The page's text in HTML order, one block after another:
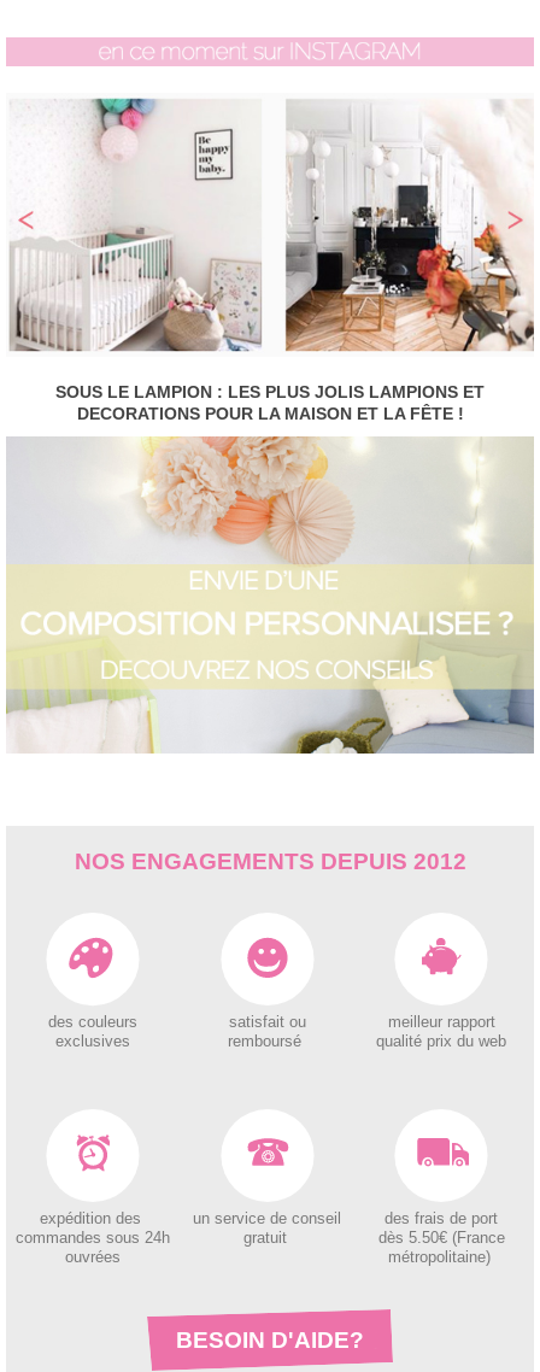
SOUS LE LAMPION : LES PLUS JOLIS LAMPIONS ET
DECORATIONS POUR LA MAISON ET LA FÊTE !
NOS ENGAGEMENTS DEPUIS 2012
des couleurs
exclusives
satisfait ou
remboursé
meilleur rapport
qualité prix du web
expédition des
commandes sous 24h
ouvrées
un service de conseil
gratuit
des frais de port
dès 5.50€ (France
métropolitaine)
BESOIN D'AIDE?